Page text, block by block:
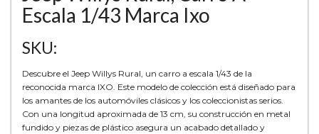
Escala 1/43 Marca Ixo
SKU:
Descubre el Jeep Willys Rural, un carro a escala 1/43 de la
reconocida marca IXO. Este modelo de colección está diseñado para
los amantes de los automóviles clásicos y los coleccionistas serios.
Con una longitud aproximada de 13 cm, su construcción en metal
fundido y piezas de plástico asegura un acabado detallado y